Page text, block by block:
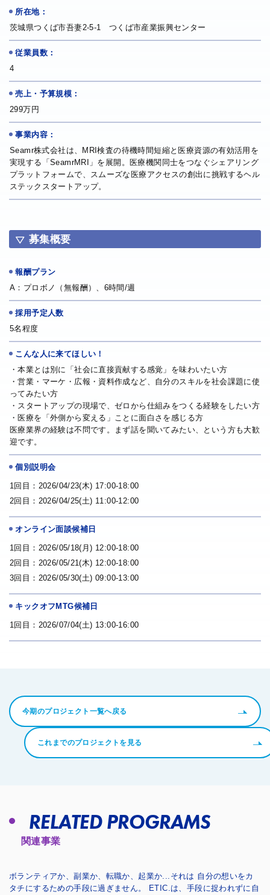
所在地：
茨城県つくば市吾妻2-5-1 つくば市産業振興センター
従業員数：
4
売上・予算規模：
299万円
事業内容：
Seamr株式会社は、MRI検査の待機時間短縮と医療資源の有効活用を
実現する「SeamrMRI」を展開。医療機関同士をつなぐシェアリング
プラットフォームで、スムーズな医療アクセスの創出に挑戦するヘル
ステックスタートアップ。
募集概要
報酬プラン
A：プロボノ（無報酬）、6時間/週
採用予定人数
5名程度
こんな人に来てほしい！
・本業とは別に「社会に直接貢献する感覚」を味わいたい方
・営業・マーケ・広報・資料作成など、自分のスキルを社会課題に使
ってみたい方
・スタートアップの現場で、ゼロから仕組みをつくる経験をしたい方
・医療を「外側から変える」ことに面白さを感じる方
医療業界の経験は不問です。まず話を聞いてみたい、という方も大歓
迎です。
個別説明会
1回目：2026/04/23(木) 17:00-18:00
2回目：2026/04/25(土) 11:00-12:00
オンライン面談候補日
1回目：2026/05/18(月) 12:00-18:00
2回目：2026/05/21(木) 12:00-18:00
3回目：2026/05/30(土) 09:00-13:00
キックオフMTG候補日
1回目：2026/07/04(土) 13:00-16:00
今期のプロジェクト一覧へ戻る
これまでのプロジェクトを見る
RELATED PROGRAMS
関連事業
ボランティアか、副業か、転職か、起業か...それは 自分の想いをカ
タチにするための手段に過ぎません。
ETIC.は、手段に捉われずに自